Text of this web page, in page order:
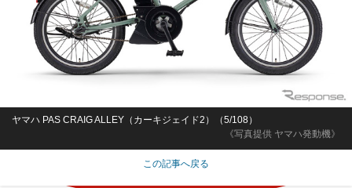
《写真提供 ヤマハ発動機》
ヤマハ PAS CRAIG ALLEY（カーキジェイド2）（5/108）
この記事へ戻る